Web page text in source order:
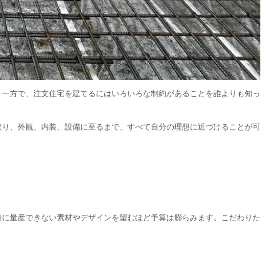
方で、注文住宅を建てるにはいろいろな制約があることを誰よりも知っ
、外観、内装、設備に至るまで、すべて自分の理想に近づけることが可
量産できない素材やデザインを望むほど予算は膨らみます。こだわりた